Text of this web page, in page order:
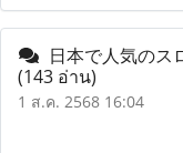
日本で人気のス
(143 อ่าน)
1 ส.ค. 2568 16:04